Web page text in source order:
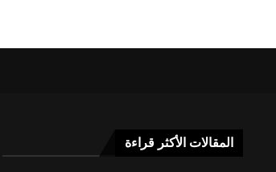
المقالات الأكثر قراءة